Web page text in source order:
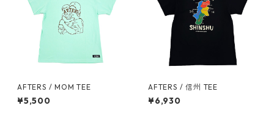
AFTERS / MOM TEE
¥5,500
AFTERS / 信州 TEE
¥6,930